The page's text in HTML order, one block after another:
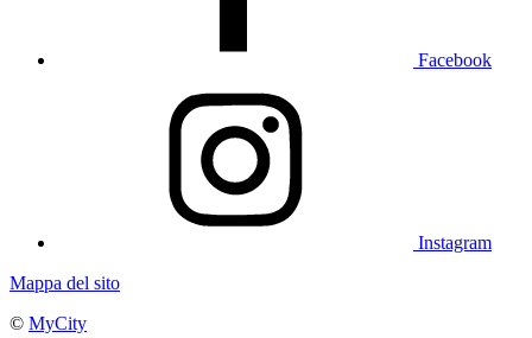
Facebook
Instagram
Mappa del sito
© MyCity